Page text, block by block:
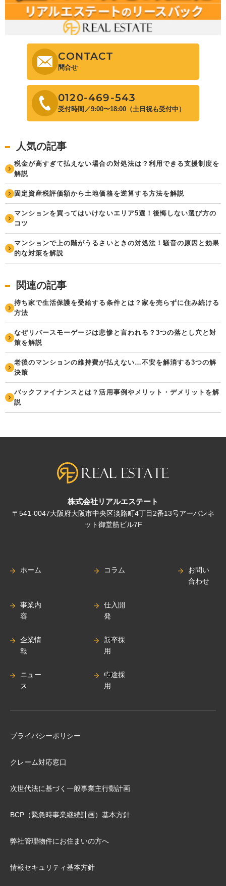
CONTACT
問合せ
0120-469-543
受付時間／9:00〜18:00（土日祝も受付中）
人気の記事
税金が高すぎて払えない場合の対処法は？利用できる支援制度を
解説
固定資産税評価額から土地価格を逆算する方法を解説
マンションを買ってはいけないエリア5選！後悔しない選び方の
コツ
マンションで上の階がうるさいときの対処法！騒音の原因と効果
的な対策を解説
関連の記事
持ち家で生活保護を受給する条件とは？家を売らずに住み続ける
方法
なぜリバースモーゲージは悲惨と言われる？3つの落とし穴と対
策を解説
老後のマンションの維持費が払えない…不安を解消する3つの解
決策
バックファイナンスとは？活用事例やメリット・デメリットを解
説
株式会社リアルエステート
〒541-0047大阪府大阪市中央区淡路町4丁目2番13号アーバンネ
ット御堂筋ビル7F
ホーム
事業内
容
企業情
報
ニュー
ス
コラム
仕入開
発
新卒採
用
中途採
用
お問い
合わせ
プライバシーポリシー
クレーム対応窓口
次世代法に基づく⼀般事業主⾏動計画
BCP（緊急時事業継続計画）基本⽅針
弊社管理物件にお住まいの⽅へ
情報セキュリティ基本方針